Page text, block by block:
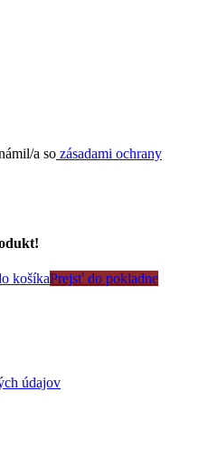
a so zásadami ochrany
košíkaPrejsť do pokladne
údajov